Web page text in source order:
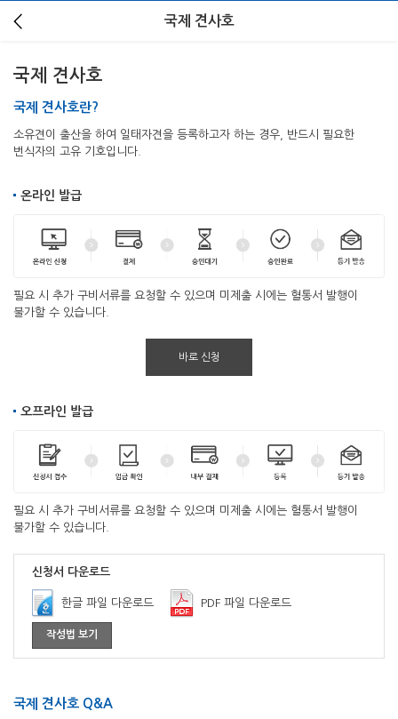
국제 견사호
국제 견사호
국제 견사호란?
소유견이 출산을 하여 일태자견을 등록하고자 하는 경우, 반드시 필요한
번식자의 고유 기호입니다.
온라인 발급
필요 시 추가 구비서류를 요청할 수 있으며 미제출 시에는 혈통서 발행이
불가할 수 있습니다.
바로 신청
오프라인 발급
필요 시 추가 구비서류를 요청할 수 있으며 미제출 시에는 혈통서 발행이
불가할 수 있습니다.
신청서 다운로드
한글 파일 다운로드 PDF 파일 다운로드
작성법 보기
국제 견사호 Q&A